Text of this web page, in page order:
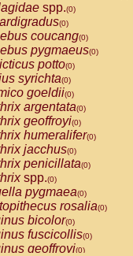
spp.(0)
(0)
coucang(0)
pygmaeus(0)
potto(0)
syrichta(0)
goeldii(0)
argentata(0)
geoffroyi(0)
humeralifer(0)
jacchus(0)
penicillata(0)
spp.(0)
pygmaea(0)
rosalia(0)
bicolor(0)
fuscicollis(0)
geoffroyi(0)